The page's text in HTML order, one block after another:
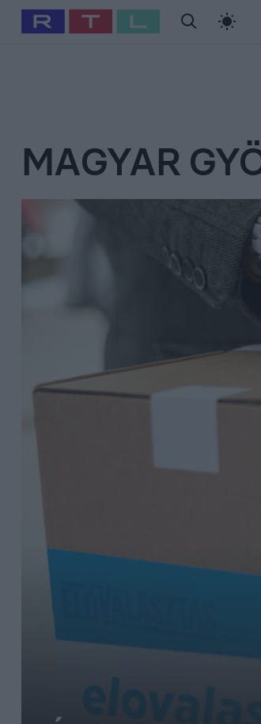
Babits Marcella Szellő István Most
MAGYAR